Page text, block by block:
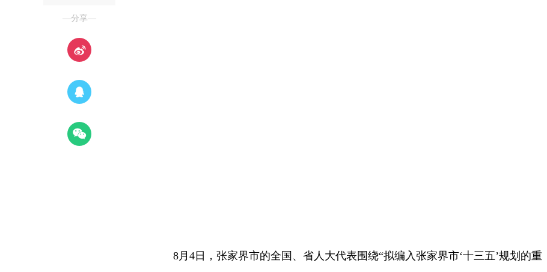
—分享—
8月4日，张家界市的全国、省人大代表围绕“拟编入张家界市‘十三五’规划的重